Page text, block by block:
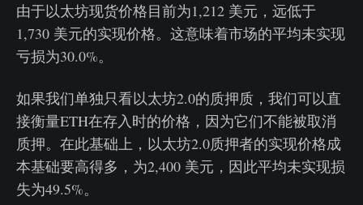
由于以太坊现货价格目前为1,212 美元，远低于
1,730 美元的实现价格。这意味着市场的平均未实现
亏损为30.0%。
如果我们单独只看以太坊2.0的质押质，我们可以直
接衡量ETH在存入时的价格，因为它们不能被取消
质押。在此基础上，以太坊2.0质押者的实现价格成
本基础要高得多，为2,400 美元，因此平均未实现损
失为49.5%。